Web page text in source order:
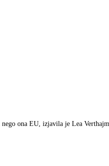
ona EU, izjavila je Lea